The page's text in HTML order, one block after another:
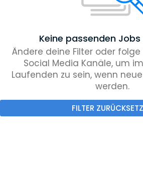
Keine passenden
Ändere deine Filter oder
Social Media Kanäle, um
Laufenden zu sein, wenn
werden.
FILTER